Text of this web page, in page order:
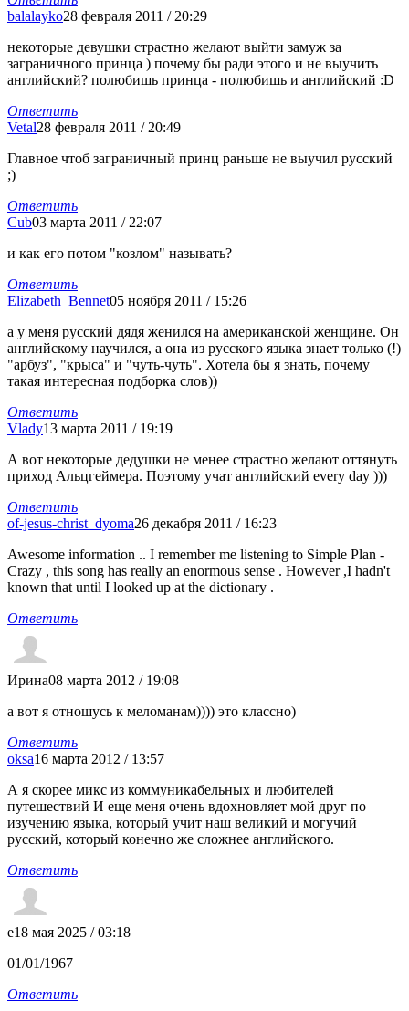
balalayko28 февраля 2011 / 20:29
некоторые девушки страстно желают выйти замуж за
заграничного принца ) почему бы ради этого и не выучить
английский? полюбишь принца - полюбишь и английский :D
Ответить
Vetal28 февраля 2011 / 20:49
Главное чтоб заграничный принц раньше не выучил русский
;)
Ответить
Cub03 марта 2011 / 22:07
и как его потом "козлом" называть?
Ответить
Elizabeth_Bennet05 ноября 2011 / 15:26
а у меня русский дядя женился на американской женщине. Он
английскому научился, а она из русского языка знает только (!)
"арбуз", "крыса" и "чуть-чуть". Хотела бы я знать, почему
такая интересная подборка слов))
Ответить
Vlady13 марта 2011 / 19:19
А вот некоторые дедушки не менее страстно желают оттянуть
приход Альцгеймера. Поэтому учат английский every day )))
Ответить
of-jesus-christ_dyoma26 декабря 2011 / 16:23
Awesome information .. I remember me listening to Simple Plan -
Crazy , this song has really an enormous sense . However ,I hadn't
known that until I looked up at the dictionary .
Ответить
Ирина08 марта 2012 / 19:08
а вот я отношусь к меломанам)))) это классно)
Ответить
oksa16 марта 2012 / 13:57
А я скорее микс из коммуникабельных и любителей
путешествий И еще меня очень вдохновляет мой друг по
изучению языка, который учит наш великий и могучий
русский, который конечно же сложнее английского.
Ответить
e18 мая 2025 / 03:18
01/01/1967
Ответить